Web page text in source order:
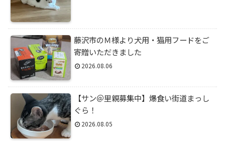
藤沢市のＭ様より犬用・猫用フードをご
寄贈いただきました
2026.08.06
【サン＠里親募集中】爆食い街道まっし
ぐら！
2026.08.05